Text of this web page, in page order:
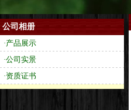
公司相册
·产品展示
·公司实景
·资质证书